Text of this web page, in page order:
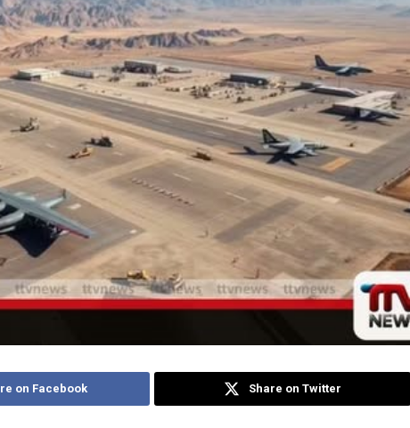
on Facebook Share on Twitter